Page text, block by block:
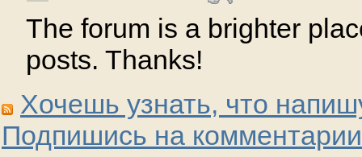
The forum is a brighter
posts. Thanks!
Хочешь узнать, что
Подпишись на